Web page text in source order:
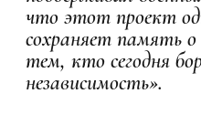
что этот проект
сохраняет память
тем, кто сегодня
независимость».